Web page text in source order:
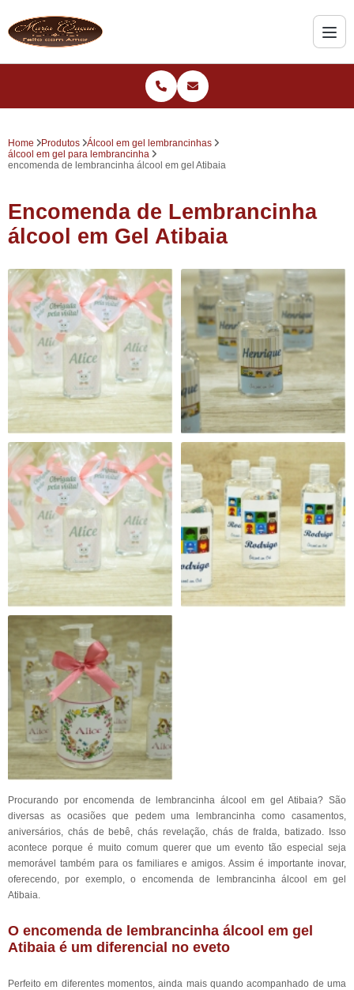
Home Produtos
Álcool em gel lembrancinhas
álcool em gel para lembrancinha
encomenda de lembrancinha álcool em gel Atibaia
Encomenda de Lembrancinha
álcool em Gel Atibaia
Procurando por encomenda de lembrancinha álcool em gel Atibaia? São
diversas as ocasiões que pedem uma lembrancinha como casamentos,
aniversários, chás de bebê, chás revelação, chás de fralda, batizado. Isso
acontece porque é muito comum querer que um evento tão especial seja
memorável também para os familiares e amigos. Assim é importante inovar,
oferecendo, por exemplo, o encomenda de lembrancinha álcool em gel
Atibaia.
O encomenda de lembrancinha álcool em gel
Atibaia é um diferencial no eveto
Perfeito em diferentes momentos, ainda mais quando acompanhado de uma